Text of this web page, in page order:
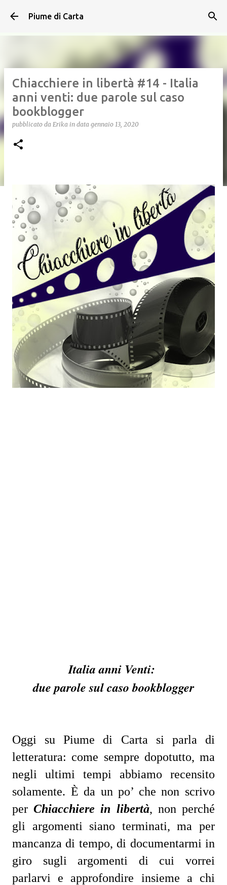
Passa ai contenuti principali
Piume di Carta
Chiacchiere in libertà #14 - Italia
anni venti: due parole sul caso
bookblogger
pubblicato da Erika in data gennaio 13, 2020
Italia anni Venti:
due parole sul caso bookblogger
Oggi su Piume di Carta si parla di
letteratura: come sempre dopotutto, ma
negli ultimi tempi abbiamo recensito
solamente. È da un po’ che non scrivo
perChiacchiere in libertà, non perché
gli argomenti siano terminati, ma per
mancanza di tempo, di documentarmi in
giro sugli argomenti di cui vorrei
parlarvi e approfondire insieme a chi